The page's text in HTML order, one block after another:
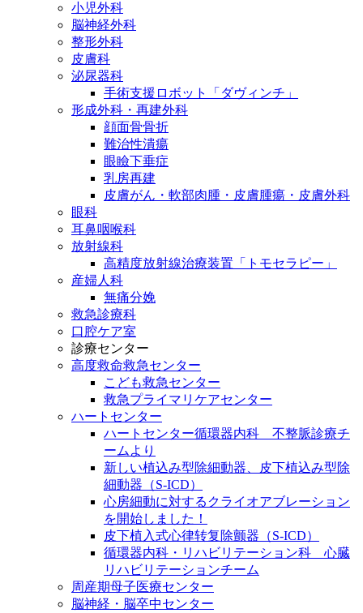
小児外科
脳神経外科
整形外科
皮膚科
泌尿器科
手術支援ロボット「ダヴィンチ」
形成外科・再建外科
顔面骨骨折
難治性潰瘍
眼瞼下垂症
乳房再建
皮膚がん・軟部肉腫・皮膚腫瘍・皮膚外科
眼科
耳鼻咽喉科
放射線科
高精度放射線治療装置「トモセラピー」
産婦人科
無痛分娩
救急診療科
口腔ケア室
診療センター
高度救命救急センター
こども救急センター
救急プライマリケアセンター
ハートセンター
ハートセンター循環器内科 不整脈診療チ
ームより
新しい植込み型除細動器、皮下植込み型除
細動器（S-ICD）
心房細動に対するクライオアブレーション
を開始しました！
皮下植入式心律转复除颤器（S-ICD）
循環器内科・リハビリテーション科 心臓
リハビリテーションチーム
周産期母子医療センター
脳神経・脳卒中センター